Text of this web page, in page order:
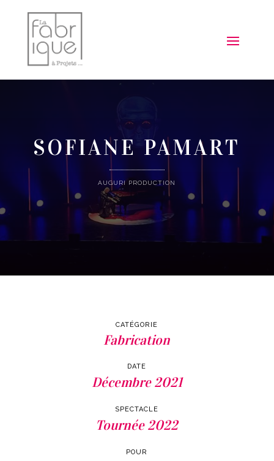
SOFIANE PAMART
AUGURI PRODUCTION
CATÉGORIE
Fabrication
DATE
Décembre 2021
SPECTACLE
Tournée 2022
POUR